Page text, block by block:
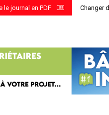
Changer
le journal en PDF